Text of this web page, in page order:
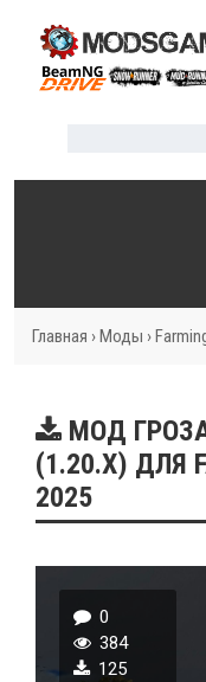
Главная › Моды ›
МОД
(1.20.X) ДЛЯ
2025
0
384
125